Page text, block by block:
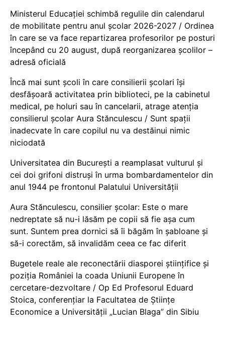
Ministerul Educației schimbă regulile din calendarul
de mobilitate pentru anul școlar 2026-2027 / Ordinea
în care se va face repartizarea profesorilor pe posturi
începând cu 20 august, după reorganizarea școlilor –
adresă oficială
Încă mai sunt școli în care consilierii școlari își
desfășoară activitatea prin biblioteci, pe la cabinetul
medical, pe holuri sau în cancelarii, atrage atenția
consilierul școlar Aura Stănculescu / Sunt spații
inadecvate în care copilul nu va destăinui nimic
niciodată
Universitatea din București a reamplasat vulturul și
cei doi grifoni distruși în urma bombardamentelor din
anul 1944 pe frontonul Palatului Universității
Aura Stănculescu, consilier școlar: Este o mare
nedreptate să nu-i lăsăm pe copii să fie așa cum
sunt. Suntem prea dornici să îi băgăm în șabloane și
să-i corectăm, să invalidăm ceea ce fac diferit
Bugetele reale ale reconectării diasporei științifice și
poziția României la coada Uniunii Europene în
cercetare-dezvoltare / Op Ed Profesorul Eduard
Stoica, conferențiar la Facultatea de Științe
Economice a Universității „Lucian Blaga” din Sibiu